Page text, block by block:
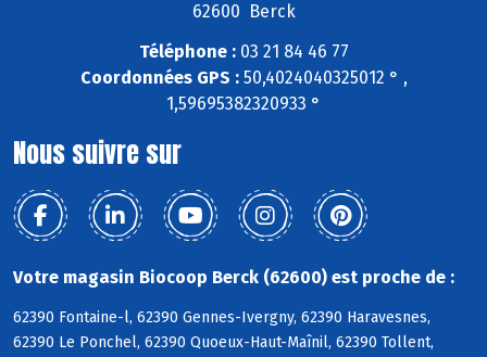
62600 Berck
Téléphone :03 21 84 46 77
Coordonnées GPS :50,4024040325012 ° ,
1,59695382320933 °
Nous suivre sur
Votre magasin Biocoop Berck (62600) est proche de :
62390 Fontaine-l, 62390 Gennes-Ivergny, 62390 Haravesnes,
62390 Le Ponchel, 62390 Quoeux-Haut-Maînil, 62390 Tollent,